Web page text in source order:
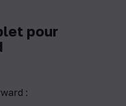
pour
: